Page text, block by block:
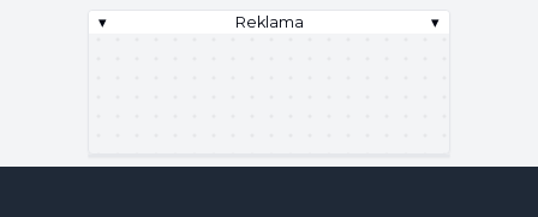
▾ Reklama ▾
▾ Reklama ▾